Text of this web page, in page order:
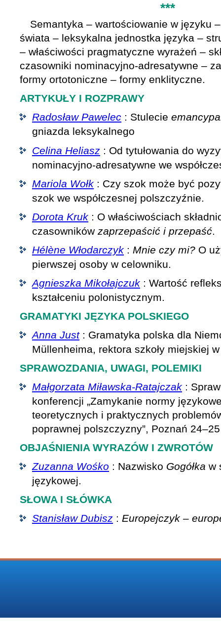
***
Semantyka – wartościowanie w języku
świata – leksykalna jednostka języka –
– właściwości pragmatyczne wyrażeń –
czasowniki nominacyjno-adresatywne –
formy ortotoniczne – formy enklityczne.
ARTYKUŁY I ROZPRAWY
Radosław Pawelec : Stulecie
gniazda leksykalnego
Celina Heliasz : Od tytułowania do
nominacyjno-adresatywne we
Mariola Wołk : Czy szok może być
szok we współczesnej polszczyźnie.
Dorota Kruk : O właściwościach
czasowników zaprzepaścić i przepaść.
Hélène Włodarczyk : Mnie czy mi? O
pierwszej osoby w celowniku.
Agnieszka Mikołajczuk : Wartość
kształceniu polonistycznym.
GRAMATYKI JĘZYKA POLSKIEGO
Anna Just: Gramatyka polska dla
Müllenheima, rektora szkoły miejskiej
SPRAWOZDANIA, UWAGI, POLEMIKI
Małgorzata Miławska-Ratajczak :
konferencji „Zamykanie normy
teoretycznych i praktycznych
poprawnej polszczyzny”, Poznań
OBJAŚNIENIA WYRAZÓW I ZWROTÓW
Zuzanna Wośko : Nazwisko Gogółka w
językowej.
SŁOWA I SŁÓWKA
Stanisław Dubisz : Europejczyk –